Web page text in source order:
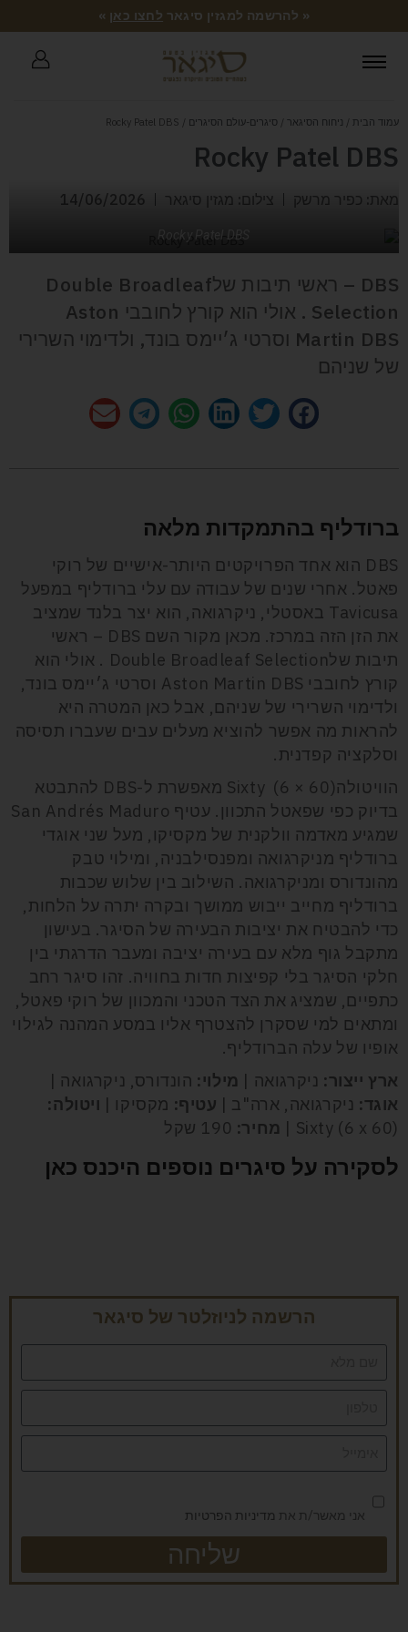
« להרשמה למגזין סיגאר לחצו כאן »
עמוד הבית / ניחוח הסיגאר / סיגרים-עולם הסיגרים / Rocky Patel DBS
Rocky Patel DBS
מאת: כפיר מרשק צילום: מגזין סיגאר 14/06/2026
Rocky Patel DBS
DBS – ראשי תיבות שלDouble Broadleaf
Selection . אולי הוא קורץ לחובבי Aston
Martin DBS וסרטי ג׳יימס בונד, ולדימוי השרירי
של שניהם
ברודליף בהתמקדות מלאה
DBS הוא אחד הפרויקטים היותר-אישיים של רוקי
פאטל. אחרי שנים של עבודה עם עלי ברודליף במפעל
Tavicusa באסטלי, ניקרגואה, הוא יצר בלנד שמציב
את הזן הזה במרכז. מכאן מקור השם DBS – ראשי
תיבות שלDouble Broadleaf Selection . אולי הוא
קורץ לחובבי Aston Martin DBS וסרטי ג׳יימס בונד,
ולדימוי השרירי של שניהם, אבל כאן המטרה היא
להראות מה אפשר להוציא מעלים עבים שעברו תסיסה
וסלקציה קפדנית.
הוויטולהSixty (6 × 60) מאפשרת ל-DBS להתבטא
בדיוק כפי שפאטל התכוון. עטיף San Andrés Maduro
שמגיע מאדמה וולקנית של מקסיקו, מעל שני אוגדי
ברודליף מניקרגואה ומפנסילבניה, ומילוי טבק
מהונדורס ומניקרגואה. השילוב בין שלוש שכבות
ברודליף מחייב ייבוש ממושך ובקרה יתרה על הלחות,
כדי להבטיח את יציבות הבעירה של הסיגר. בעישון
מתקבל גוף מלא עם בעירה יציבה ומעבר הדרגתי בין
חלקי הסיגר בלי קפיצות חדות בחוויה. זהו סיגר רחב
כתפיים, שמציג את הצד הטכני והמכוון של רוקי פאטל,
ומתאים למי שסקרן להצטרף אליו במסע המהנה לגילוי
אופיו של עלה הברודליף.
ארץ ייצור: ניקרגואה | מילוי: הונדורס, ניקרגואה |
אוגד: ניקרגואה, ארה"ב | עטיף: מקסיקו | ויטולה:
Sixty (6 x 60) |
מחיר:
לסקירה על סיגרים נוספים היכנס כאן
הרשמה לניוזלטר של סיגאר
אני מאשר/ת את מדיניות הפרטיות
שליחה